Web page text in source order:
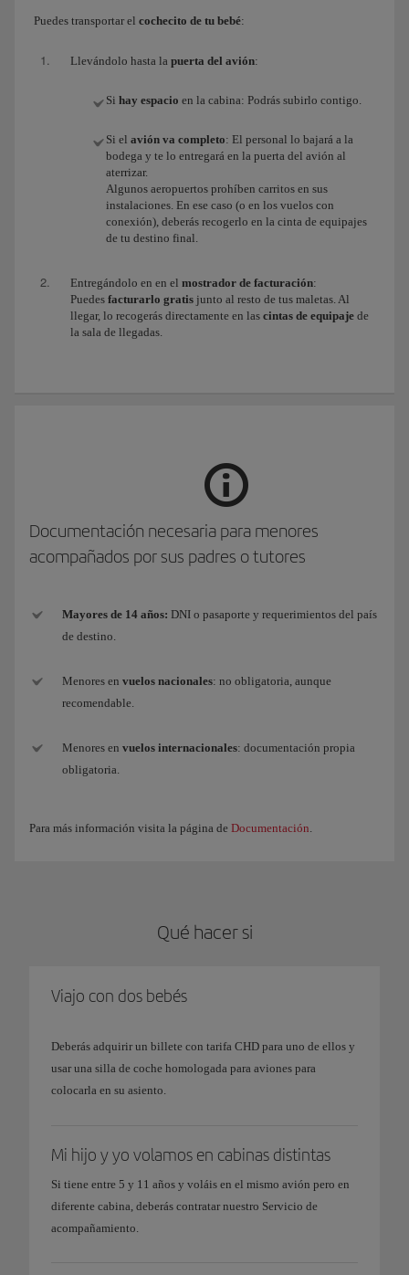
Puedes transportar el cochecito de tu bebé:
Llevándolo hasta la puerta del avión:
Si hay espacio en la cabina: Podrás subirlo contigo.
Si el avión va completo: El personal lo bajará a la
bodega y te lo entregará en la puerta del avión al
aterrizar.
Algunos aeropuertos prohíben carritos en sus
instalaciones. En ese caso (o en los vuelos con
conexión), deberás recogerlo en la cinta de equipajes
de tu destino final.
Entregándolo en en el mostrador de facturación:
Puedes facturarlo gratis junto al resto de tus maletas. Al
llegar, lo recogerás directamente en las cintas de equipaje de
la sala de llegadas.
Documentación necesaria para menores
acompañados por sus padres o tutores
Mayores de 14 años: DNI o pasaporte y requerimientos del país
de destino.
Menores en vuelos nacionales: no obligatoria, aunque
recomendable.
Menores en vuelos internacionales: documentación propia
obligatoria.
Para más información visita la página de Documentación.
Qué hacer si
Viajo con dos bebés
Deberás adquirir un billete con tarifa CHD para uno de ellos y
usar una silla de coche homologada para aviones para
colocarla en su asiento.
Mi hijo y yo volamos en cabinas distintas
Si tiene entre 5 y 11 años y voláis en el mismo avión pero en
diferente cabina, deberás contratar nuestro Servicio de
acompañamiento.